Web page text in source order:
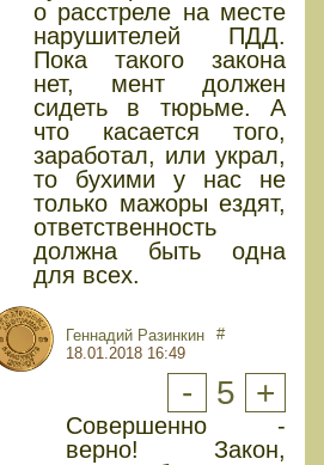
о расстреле на месте
нарушителей ПДД.
Пока такого закона
нет, мент должен
сидеть в тюрьме. А
что касается того,
заработал, или украл,
то бухими у нас не
только мажоры ездят,
ответственность
должна быть одна
для всех.
Геннадий Разинкин
18.01.2018 16:49
#
- 5 +
Совершенно -
верно! Закон,